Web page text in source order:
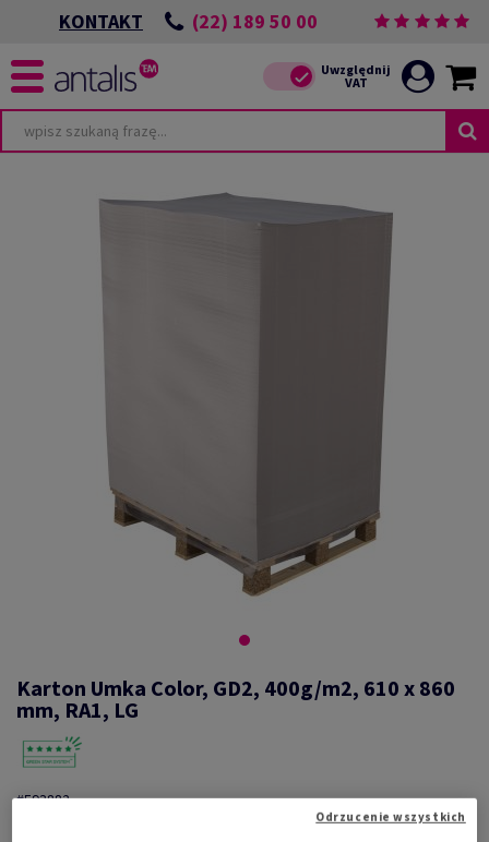
KONTAKT (22) 189 50 00
Karton Umka Color, GD2, 400g/m2, 610 x 860
mm, RA1, LG
#593882
Odrzucenie wszystkich